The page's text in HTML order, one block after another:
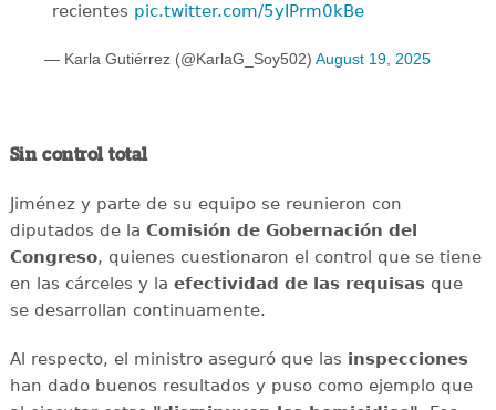
recientes pic.twitter.com/5yIPrm0kBe
— Karla Gutiérrez (@KarlaG_Soy502) August 19, 2025
Sin control total
Jiménez y parte de su equipo se reunieron con
diputados de la Comisión de Gobernación del
Congreso, quienes cuestionaron el control que se tiene
en las cárceles y la efectividad de las requisasque
se desarrollan continuamente.
Al respecto, el ministro aseguró que las inspecciones
han dado buenos resultados y puso como ejemplo que